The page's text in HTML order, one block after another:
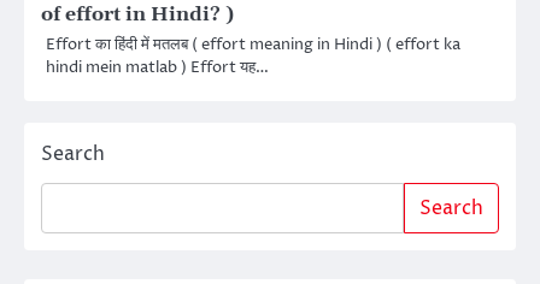
of effort in Hindi? )
Effort का हिंदी में मतलब ( effort meaning in Hindi ) ( effort ka
hindi mein matlab ) Effort यह…
Search
Search